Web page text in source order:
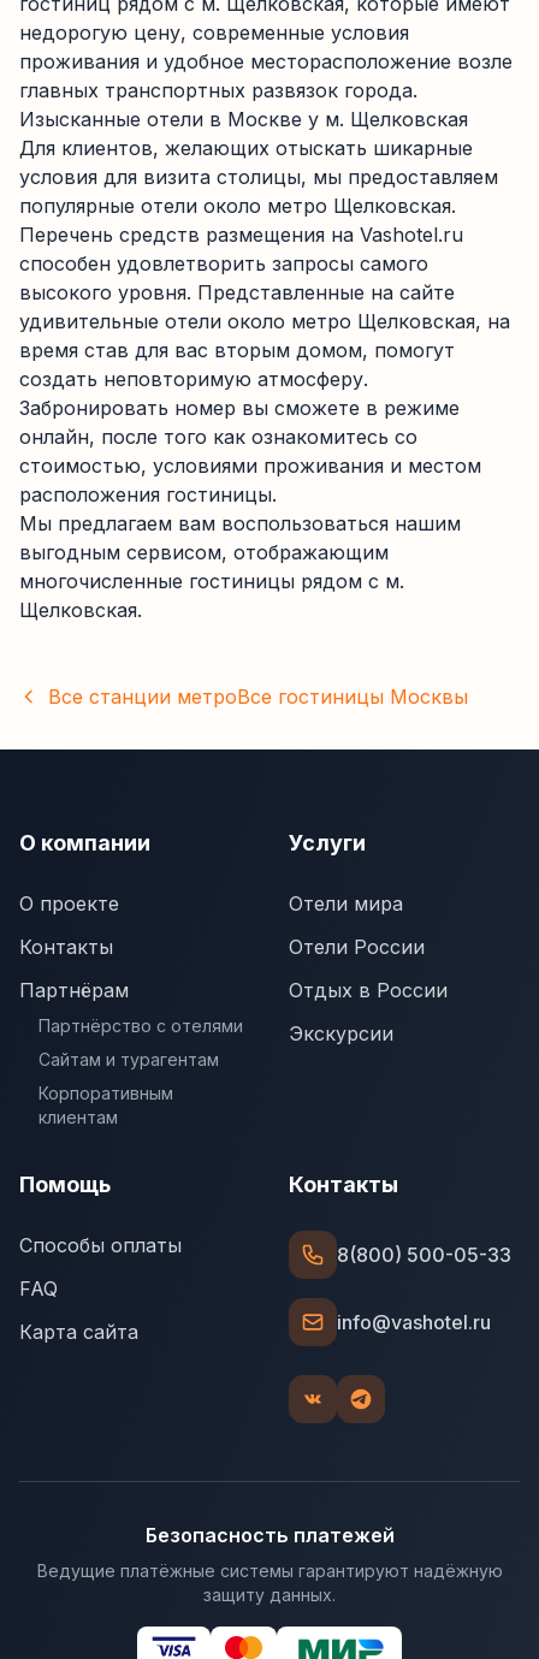
недорогую цену, современные условия
проживания и удобное месторасположение возле
главных транспортных развязок города.
Изысканные отели в Москве у м. Щелковская
Для клиентов, желающих отыскать шикарные
условия для визита столицы, мы предоставляем
популярные отели около метро Щелковская.
Перечень средств размещения на Vashotel.ru
способен удовлетворить запросы самого
высокого уровня. Представленные на сайте
удивительные отели около метро Щелковская, на
время став для вас вторым домом, помогут
создать неповторимую атмосферу.
Забронировать номер вы сможете в режиме
онлайн, после того как ознакомитесь со
стоимостью, условиями проживания и местом
расположения гостиницы.
Мы предлагаем вам воспользоваться нашим
выгодным сервисом, отображающим
многочисленные гостиницы рядом с м.
Щелковская.
Все станции метроВсе гостиницы Москвы
О компании
О проекте
Контакты
Партнёрам
Партнёрство с отелями
Сайтам и турагентам
Корпоративным
клиентам
Услуги
Отели мира
Отели России
Отдых в России
Экскурсии
Помощь
Способы оплаты
FAQ
Карта сайта
Контакты
8(800) 500-05-33
info@vashotel.ru
Безопасность платежей
Ведущие платёжные системы гарантируют надёжную
защиту данных.